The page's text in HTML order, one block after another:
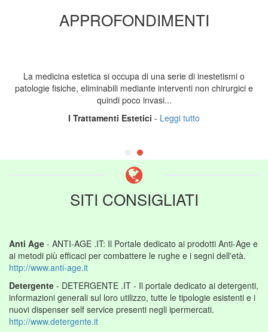
APPROFONDIMENTI
La medicina estetica si occupa di una serie di inestetismi o
patologie fisiche, eliminabili mediante interventi non chirurgici e
quindi poco invasi...
I Trattamenti Estetici - Leggi tutto
SITI CONSIGLIATI
Anti Age - ANTI-AGE .IT: Il Portale dedicato ai prodotti Anti-Age e
ai metodi più efficaci per combattere le rughe e i segni dell'età.
http://www.anti-age.it
Detergente - DETERGENTE .IT - Il portale dedicato ai detergenti,
informazioni generali sul loro utilizzo, tutte le tipologie esistenti e i
nuovi dispenser self service presenti negli ipermercati.
http://www.detergente.it